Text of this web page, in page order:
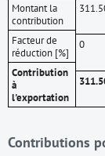
Montant la
contribution
Facteur de
réduction [%]
Contribution
à
l'exportation
0
Contributions